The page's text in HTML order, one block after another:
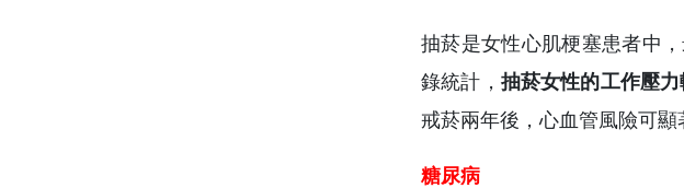
抽菸是女性心肌梗塞患者中
錄統計， 抽菸女性的工作壓
戒菸兩年後，心血管風險可
糖尿病